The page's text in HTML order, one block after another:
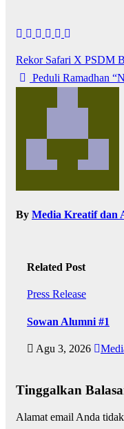
Rekor Safari X PSDM
Peduli Ramadhan
By Media Kreatif dan
Related Post
Press Release
Sowan Alumni #1
Agu 3, 2026
Tinggalkan
Alamat email Anda